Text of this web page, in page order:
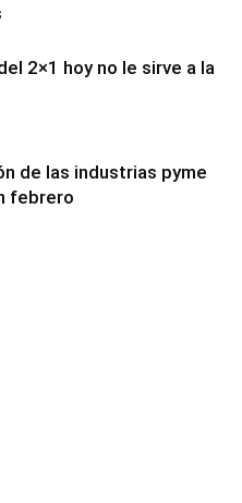
2×1 hoy no le sirve a la
de las industrias pyme
febrero